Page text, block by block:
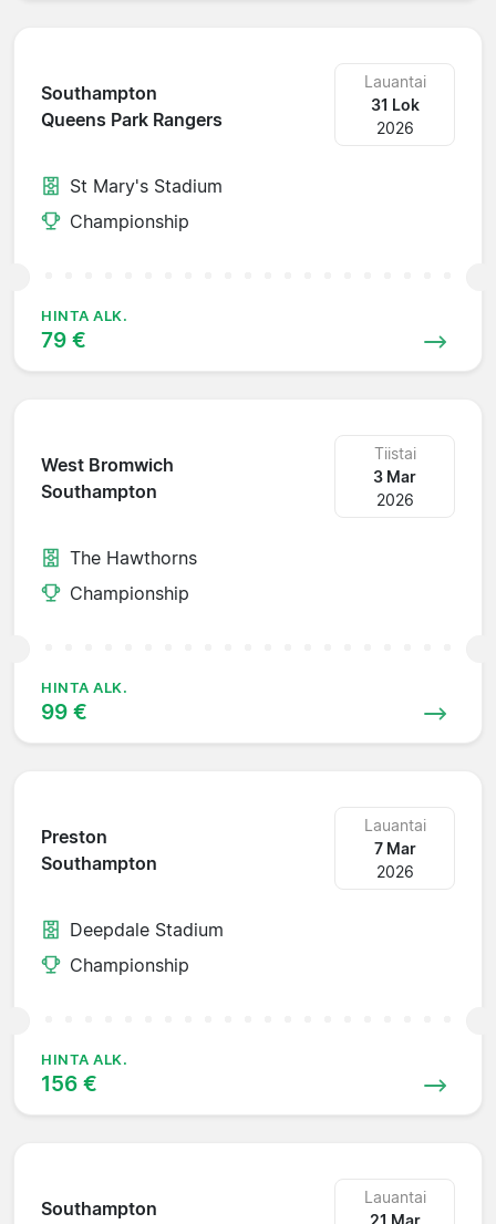
Southampton
Queens Park Rangers
Lauantai
31 Lok
2026
St Mary's Stadium
Championship
HINTA ALK.
79 €
West Bromwich
Southampton
Tiistai
3 Mar
2026
The Hawthorns
Championship
HINTA ALK.
99 €
Preston
Southampton
Lauantai
7 Mar
2026
Deepdale Stadium
Championship
HINTA ALK.
156 €
Southampton
Lauantai
21 Mar